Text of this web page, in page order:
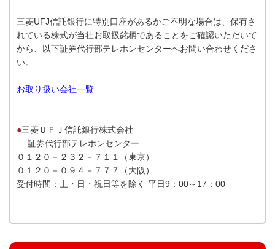
三菱UFJ信託銀行に特別口座があるかご不明な場合は、保有さ
れている株式が当社お取扱銘柄であることをご確認いただいて
から、以下証券代行部テレホンセンターへお問い合わせくださ
い。
お取り扱い会社一覧
●三菱ＵＦＪ信託銀行株式会社
証券代行部テレホンセンター
０１２０－２３２－７１１（東京）
０１２０－０９４－７７７（大阪）
受付時間：土・日・祝日等を除く 平日9：00～17：00